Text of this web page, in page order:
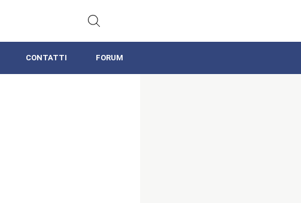
CONTATTI FORUM